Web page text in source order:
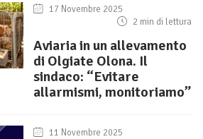
17 Novembre 2025
2 min di lettura
Aviaria in un allevamento
di Olgiate Olona. Il
sindaco: “Evitare
allarmismi, monitoriamo”
11 Novembre 2025